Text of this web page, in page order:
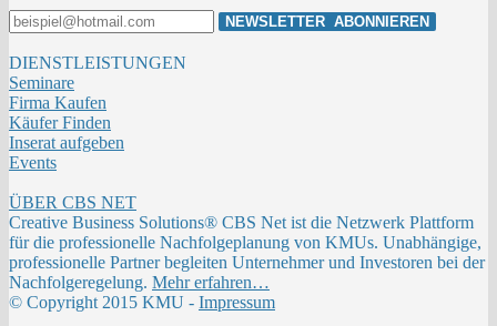
DIENSTLEISTUNGEN
Seminare
Firma Kaufen
Käufer Finden
Inserat aufgeben
Events
ÜBER CBS NET
Creative Business Solutions® CBS Net ist die Netzwerk Plattform
für die professionelle Nachfolgeplanung von KMUs. Unabhängige,
professionelle Partner begleiten Unternehmer und Investoren bei der
Nachfolgeregelung. Mehr erfahren…
© Copyright 2015 KMU - Impressum